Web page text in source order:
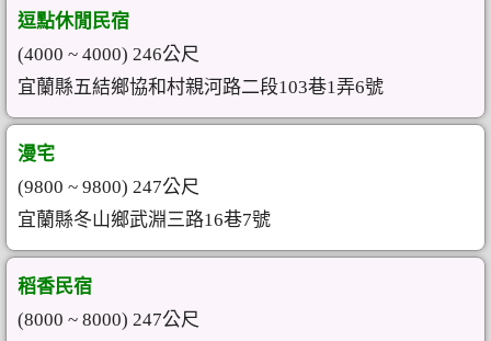
逗點休閒民宿
(4000 ~ 4000) 246公尺
宜蘭縣五結鄉協和村親河路二段103巷1弄6號
漫宅
(9800 ~ 9800) 247公尺
宜蘭縣冬山鄉武淵三路16巷7號
稻香民宿
(8000 ~ 8000) 247公尺